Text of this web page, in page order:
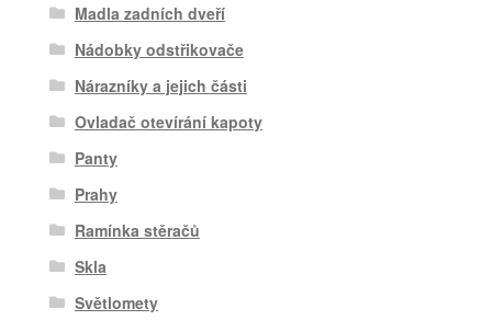
Madla zadních dveří
Nádobky odstřikovače
Nárazníky a jejich části
Ovladač otevírání kapoty
Panty
Prahy
Ramínka stěračů
Skla
Světlomety